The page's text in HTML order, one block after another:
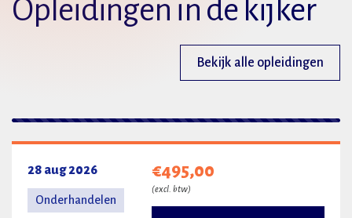
Opleidingen in de kijker
Bekijk alle opleidingen
28 aug 2026
Onderhandelen
€495,00
(excl. btw)